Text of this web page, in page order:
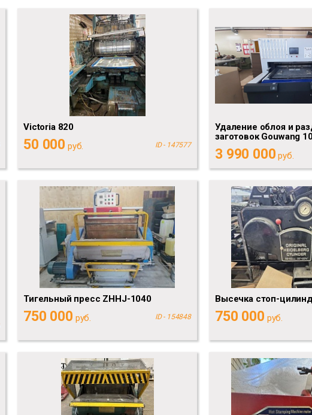
Victoria 820
50 000 руб. ID - 147577
Удаление облоя и
заготовок Gouwang
3 990 000 руб.
Тигельный пресс ZHHJ-1040
750 000 руб. ID - 154848
Высечка стоп-
750 000 руб.